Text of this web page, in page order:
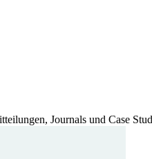
Journals und Case